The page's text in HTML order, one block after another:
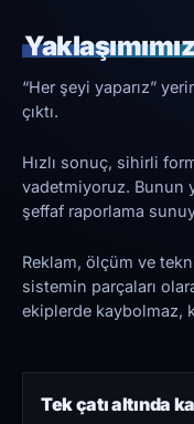
“Her şeyi yaparız”
çıktı.
Hızlı sonuç, sihirli
vadetmiyoruz. Bunun
şeffaf raporlama
Reklam, ölçüm ve
sistemin parçaları
ekiplerde kaybolmaz,
Tek çatı altında